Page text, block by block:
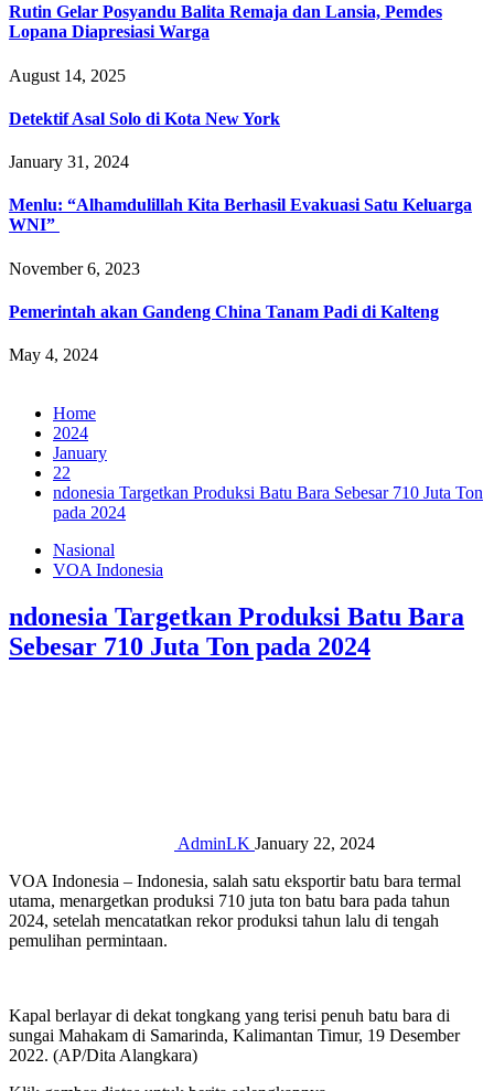
Rutin Gelar Posyandu Balita Remaja dan Lansia, Pemdes
Lopana Diapresiasi Warga
August 14, 2025
Detektif Asal Solo di Kota New York
January 31, 2024
Menlu: “Alhamdulillah Kita Berhasil Evakuasi Satu Keluarga
WNI”
November 6, 2023
Pemerintah akan Gandeng China Tanam Padi di Kalteng
May 4, 2024
Home
2024
January
22
ndonesia Targetkan Produksi Batu Bara Sebesar 710 Juta Ton
pada 2024
Nasional
VOA Indonesia
ndonesia Targetkan Produksi Batu Bara
Sebesar 710 Juta Ton pada 2024
AdminLK January 22, 2024
VOA Indonesia – Indonesia, salah satu eksportir batu bara termal
utama, menargetkan produksi 710 juta ton batu bara pada tahun
2024, setelah mencatatkan rekor produksi tahun lalu di tengah
pemulihan permintaan.
Kapal berlayar di dekat tongkang yang terisi penuh batu bara di
sungai Mahakam di Samarinda, Kalimantan Timur, 19 Desember
2022. (AP/Dita Alangkara)